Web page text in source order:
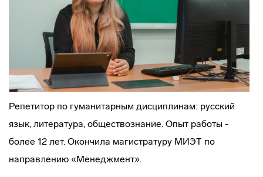
Репетитор по гуманитарным дисциплинам: русский
язык, литература, обществознание. Опыт работы -
более 12 лет. Окончила магистратуру МИЭТ по
направлению «Менеджмент».